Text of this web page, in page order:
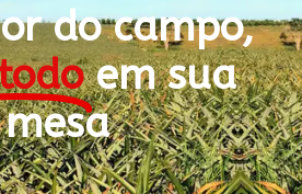
do campo,
em sua
mesa